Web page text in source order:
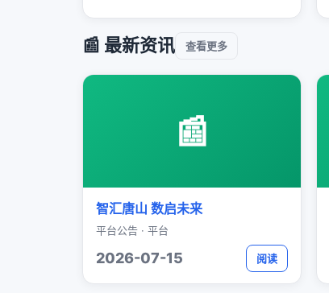
📰 最新资讯 查看更多
📰
智汇唐山 数启未来
平台公告 · 平台
2026-07-15 阅读